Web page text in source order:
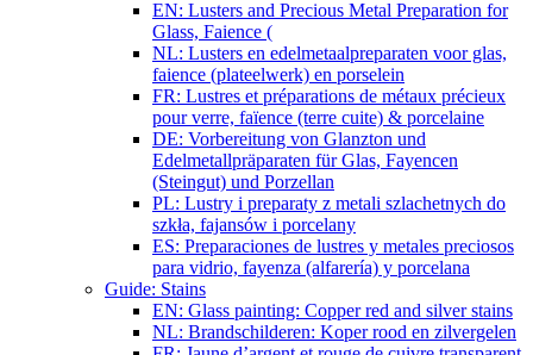
EN: Lusters and Precious Metal Preparation for
Glass, Faience (
NL: Lusters en edelmetaalpreparaten voor glas,
faience (plateelwerk) en porselein
FR: Lustres et préparations de métaux précieux
pour verre, faïence (terre cuite) & porcelaine
DE: Vorbereitung von Glanzton und
Edelmetallpräparaten für Glas, Fayencen
(Steingut) und Porzellan
PL: Lustry i preparaty z metali szlachetnych do
szkła, fajansów i porcelany
ES: Preparaciones de lustres y metales preciosos
para vidrio, fayenza (alfarería) y porcelana
Guide: Stains
EN: Glass painting: Copper red and silver stains
NL: Brandschilderen: Koper rood en zilvergelen